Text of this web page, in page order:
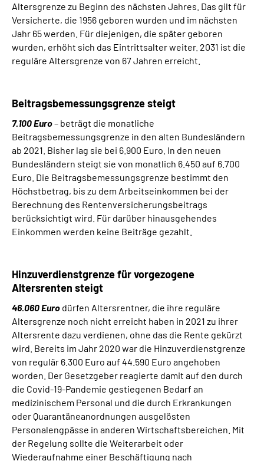
Altersgrenze zu Beginn des nächsten Jahres. Das gilt für
Versicherte, die 1956 geboren wurden und im nächsten
Jahr 65 werden. Für diejenigen, die später geboren
wurden, erhöht sich das Eintrittsalter weiter. 2031 ist die
reguläre Altersgrenze von 67 Jahren erreicht.
Beitragsbemessungsgrenze steigt
7.100 Euro– beträgt die monatliche
Beitragsbemessungsgrenze in den alten Bundesländern
ab 2021. Bisher lag sie bei 6.900 Euro. In den neuen
Bundesländern steigt sie von monatlich 6.450 auf 6.700
Euro. Die Beitragsbemessungsgrenze bestimmt den
Höchstbetrag, bis zu dem Arbeitseinkommen bei der
Berechnung des Rentenversicherungsbeitrags
berücksichtigt wird. Für darüber hinausgehendes
Einkommen werden keine Beiträge gezahlt.
Hinzuverdienstgrenze für vorgezogene
Altersrenten steigt
46.060 Euro dürfen Altersrentner, die ihre reguläre
Altersgrenze noch nicht erreicht haben in 2021 zu ihrer
Altersrente dazu verdienen, ohne das die Rente gekürzt
wird. Bereits im Jahr 2020 war die Hinzuverdienstgrenze
von regulär 6.300 Euro auf 44.590 Euro angehoben
worden. Der Gesetzgeber reagierte damit auf den durch
die Covid-19-Pandemie gestiegenen Bedarf an
medizinischem Personal und die durch Erkrankungen
oder Quarantäneanordnungen ausgelösten
Personalengpässe in anderen Wirtschaftsbereichen. Mit
der Regelung sollte die Weiterarbeit oder
Wiederaufnahme einer Beschäftigung nach